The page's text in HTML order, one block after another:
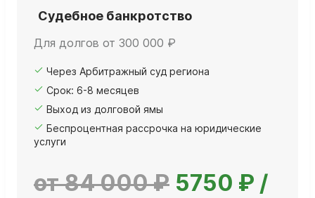
Судебное банкротство
Для долгов от 300 000 ₽
Через Арбитражный суд региона
Срок: 6-8 месяцев
Выход из долговой ямы
Беспроцентная рассрочка на юридические
услуги
от 84 000 ₽ 5750 ₽ /